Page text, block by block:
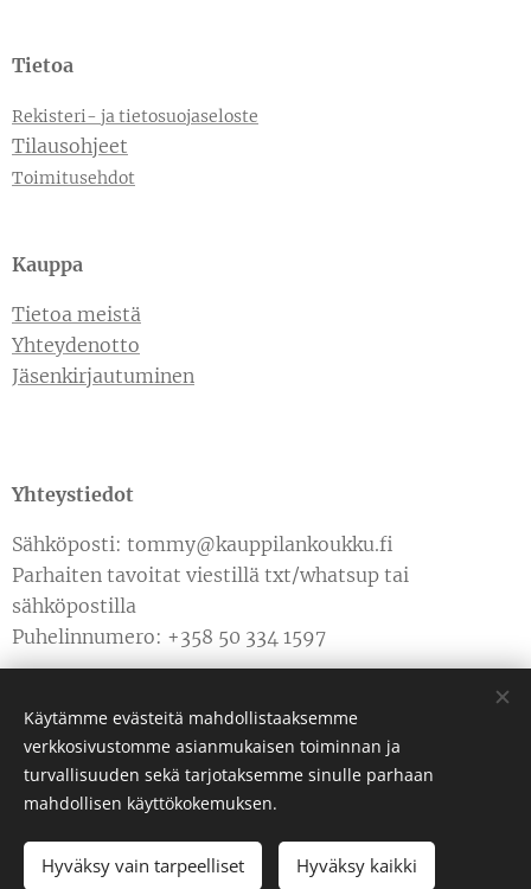
LOPPUUNMYYTY
Tietoa
Rekisteri- ja tietosuojaseloste
Tilausohjeet
Toimitusehdot
Kauppa
Tietoa meistä
Yhteydenotto
Jäsenkirjautuminen
Yhteystiedot
Sähköposti: tommy@kauppilankoukku.fi
Parhaiten tavoitat viestillä txt/whatsup tai
sähköpostilla
Puhelinnumero: +358 50 334 1597
LuotuWebnodella Evästeet
Käytämme evästeitä mahdollistaaksemme
verkkosivustomme asianmukaisen toiminnan ja
turvallisuuden sekä tarjotaksemme sinulle parhaan
mahdollisen käyttökokemuksen.
Hyväksy vain tarpeelliset Hyväksy kaikki